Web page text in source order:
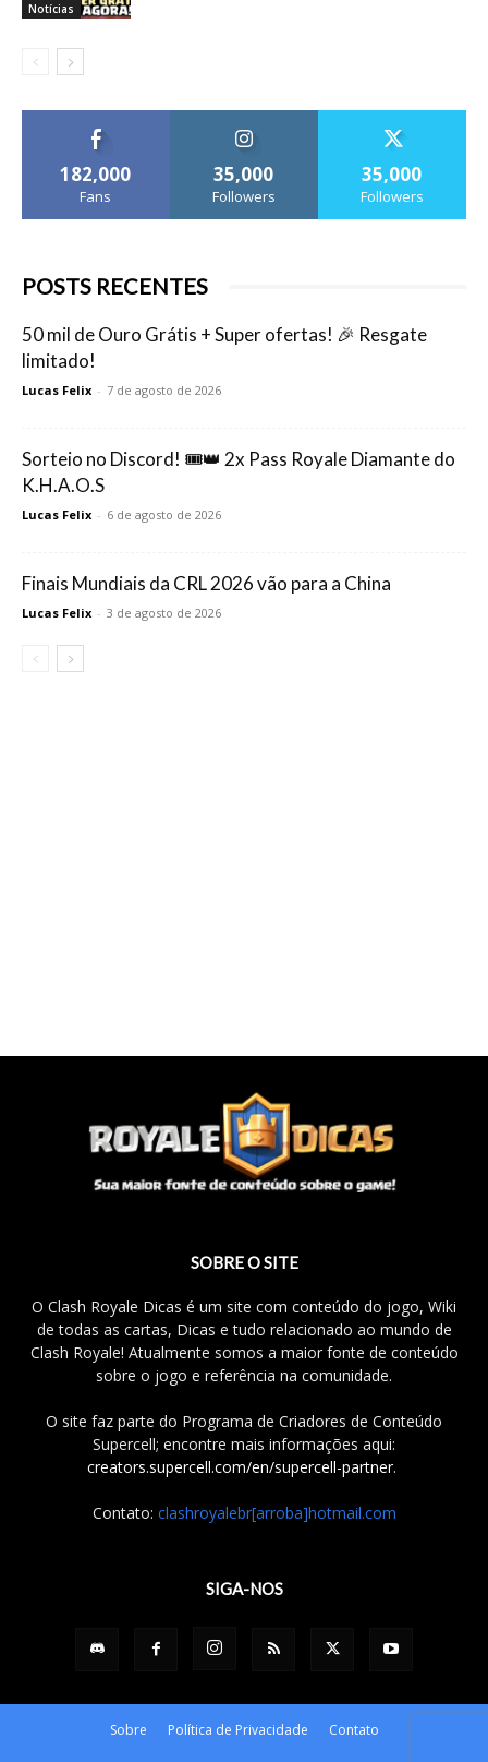
Notícias
182,000
Fans
35,000
Followers
35,000
Followers
POSTS RECENTES
50 mil de Ouro Grátis + Super ofertas! 🎉 Resgate
limitado!
Lucas Felix - 7 de agosto de 2026
Sorteio no Discord! 🎟️👑 2x Pass Royale Diamante do
K.H.A.O.S
Lucas Felix - 6 de agosto de 2026
Finais Mundiais da CRL 2026 vão para a China
Lucas Felix - 3 de agosto de 2026
SOBRE O SITE
O Clash Royale Dicas é um site com conteúdo do jogo, Wiki
de todas as cartas, Dicas e tudo relacionado ao mundo de
Clash Royale! Atualmente somos a maior fonte de conteúdo
sobre o jogo e referência na comunidade.
O site faz parte do Programa de Criadores de Conteúdo
Supercell; encontre mais informações aqui:
creators.supercell.com/en/supercell-partner.
Contato: clashroyalebr[arroba]hotmail.com
SIGA-NOS
Sobre Política de Privacidade Contato